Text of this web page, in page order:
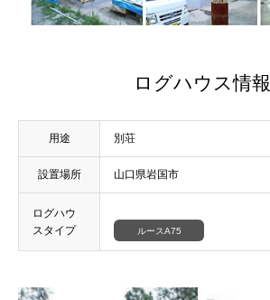
ログハウス情報
用途 別荘
設置場所 山口県岩国市
ログハウ
スタイプ
ルースA75